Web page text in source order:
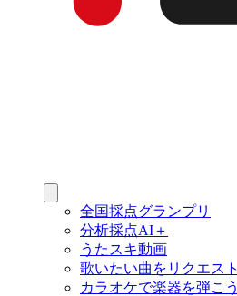
全国採点グランプリ
分析採点AI＋
うたスキ動画
歌いたい曲をリクエスト
カラオケで楽器を弾こう